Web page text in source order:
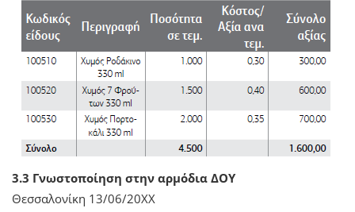
3.3 Γνωστοποίηση στην αρμόδια ΔΟΥ
Θεσσαλονίκη 13/06/20ΧΧ